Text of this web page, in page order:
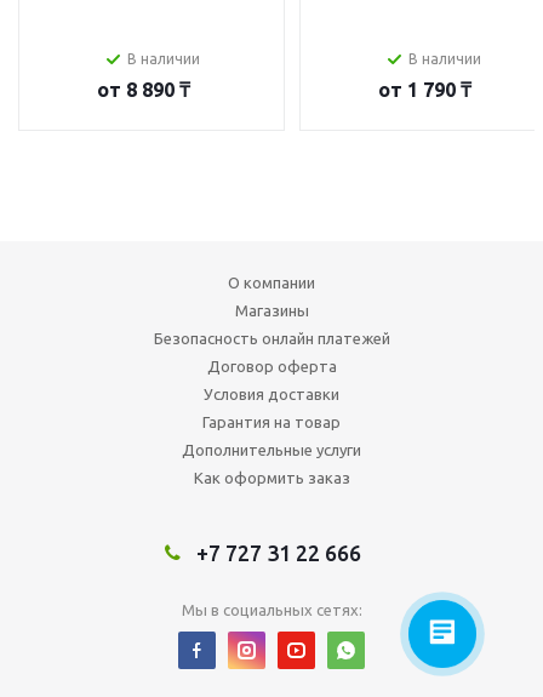
В наличии
от 8 890 ₸
В наличии
от 1 790 ₸
О компании
Магазины
Безопасность онлайн платежей
Договор оферта
Условия доставки
Гарантия на товар
Дополнительные услуги
Как оформить заказ
+7 727 31 22 666
Мы в социальных сетях: